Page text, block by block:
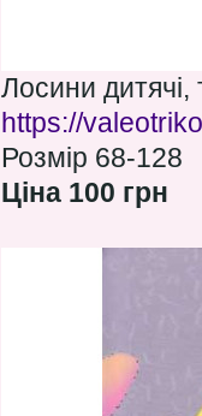
Лосини
https://
Розмір 68-128
Ціна 100 грн